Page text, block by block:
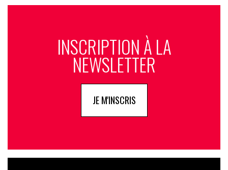
INSCRIPTION À LA
NEWSLETTER
JE M'INSCRIS